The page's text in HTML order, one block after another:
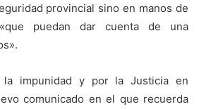
provincial sino en manos de
puedan dar cuenta de una
la impunidad y por la Justicia en
comunicado en el que recuerda